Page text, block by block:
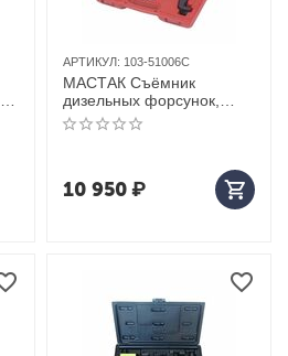
АРТИКУЛ: 103-51006C
МАСТАК Съёмник
дизельных форсунок,
Mercedes-Benz, кейс, 6
предметов
10 950₽